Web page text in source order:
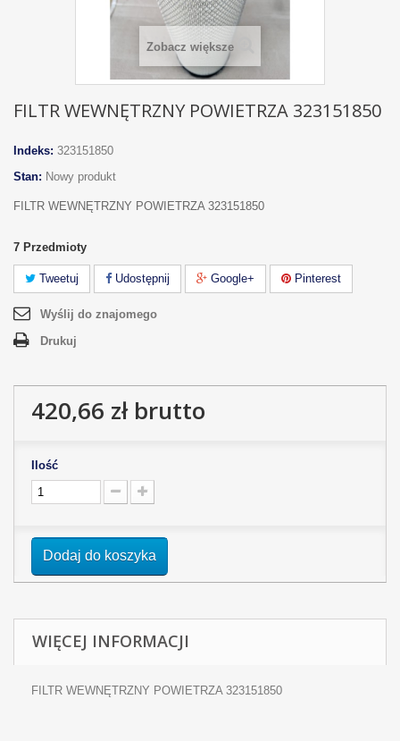
Zobacz większe
FILTR WEWNĘTRZNY POWIETRZA 323151850
Indeks: 323151850
Stan: Nowy produkt
FILTR WEWNĘTRZNY POWIETRZA 323151850
7 Przedmioty
Tweetuj Udostępnij Google+ Pinterest
Wyślij do znajomego
Drukuj
420,66 złbrutto
Ilość
Dodaj do koszyka
WIĘCEJ INFORMACJI
FILTR WEWNĘTRZNY POWIETRZA 323151850